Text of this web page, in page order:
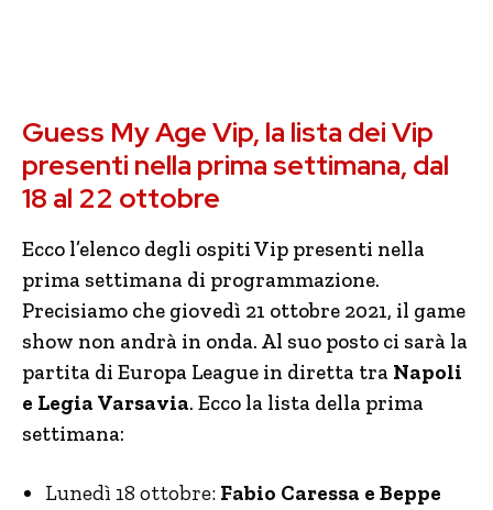
Guess My Age Vip, la lista dei Vip
presenti nella prima settimana, dal
18 al 22 ottobre
Ecco l’elenco degli ospiti Vip presenti nella
prima settimana di programmazione.
Precisiamo che giovedì 21 ottobre 2021, il game
show non andrà in onda. Al suo posto ci sarà la
partita di Europa League in diretta tra Napoli
e Legia Varsavia. Ecco la lista della prima
settimana:
Lunedì 18 ottobre: Fabio Caressa e Beppe